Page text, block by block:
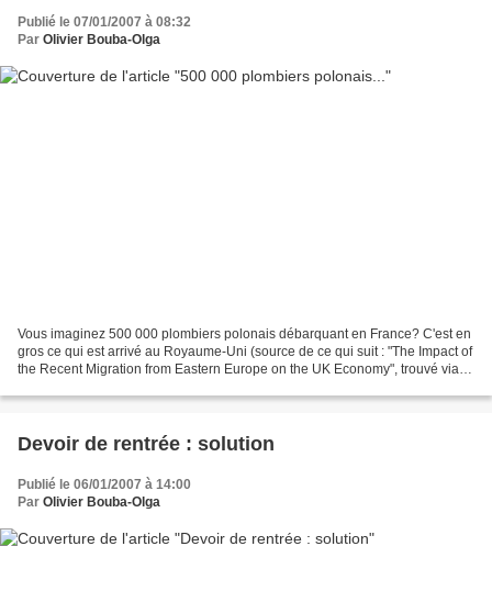
Publié le 07/01/2007 à 08:32
Par Olivier Bouba-Olga
Vous imaginez 500 000 plombiers polonais débarquant en France? C'est en
gros ce qui est arrivé au Royaume-Uni (source de ce qui suit : "The Impact of
the Recent Migration from Eastern Europe on the UK Economy", trouvé via
Devoir de rentrée : solution
Publié le 06/01/2007 à 14:00
Par Olivier Bouba-Olga